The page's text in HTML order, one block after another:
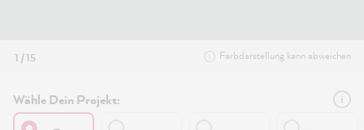
1 / 15 Farbdarstellung kann abweichen
Wähle Dein Projekt: